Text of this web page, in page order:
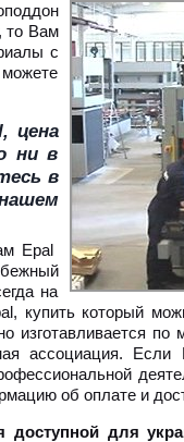
то Вам
с
цена
ни в
в
Epal
на
купить который
изготавливается
ассоциация. Если
об оплате и
для